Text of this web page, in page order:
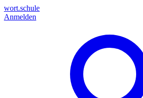
wort.schule
Anmelden